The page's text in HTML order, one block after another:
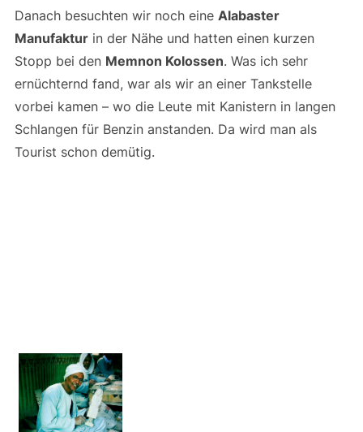
Danach besuchten wir noch eine Alabaster
Manufakturin der Nähe und hatten einen kurzen
Stopp bei den Memnon Kolossen. Was ich sehr
ernüchternd fand, war als wir an einer Tankstelle
vorbei kamen – wo die Leute mit Kanistern in langen
Schlangen für Benzin anstanden. Da wird man als
Tourist schon demütig.